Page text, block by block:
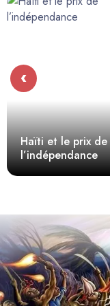
Haïti et le prix de
l’indépendance
‹